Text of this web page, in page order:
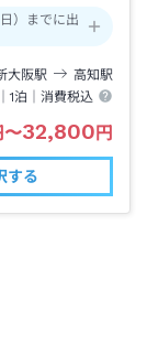
）までに出
大阪駅 高知駅
1泊 ｜消費税込
〜32,800円
する